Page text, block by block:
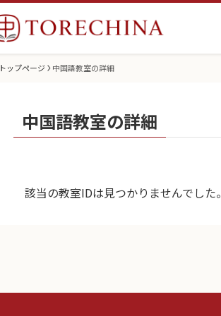
トップページ 中国語教室の詳細
中国語教室の詳細
該当の教室IDは見つかりませんでした。